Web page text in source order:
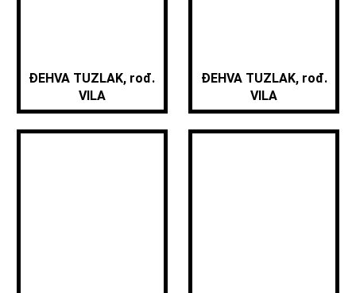
ĐEHVA TUZLAK, rođ.
VILA
ĐEHVA TUZLAK, rođ.
VILA